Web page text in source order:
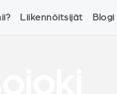
Liikennöitsijät Blogi